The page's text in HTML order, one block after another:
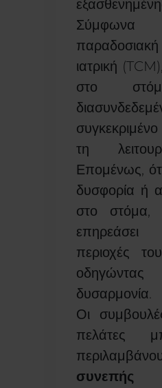
ιατρική
στο
τη
Επομένως,
δυσφορία ή
στο στόμα,
επηρεάσει
περιοχές
δυσαρμονία.
Οι
πελάτες
συνεπής